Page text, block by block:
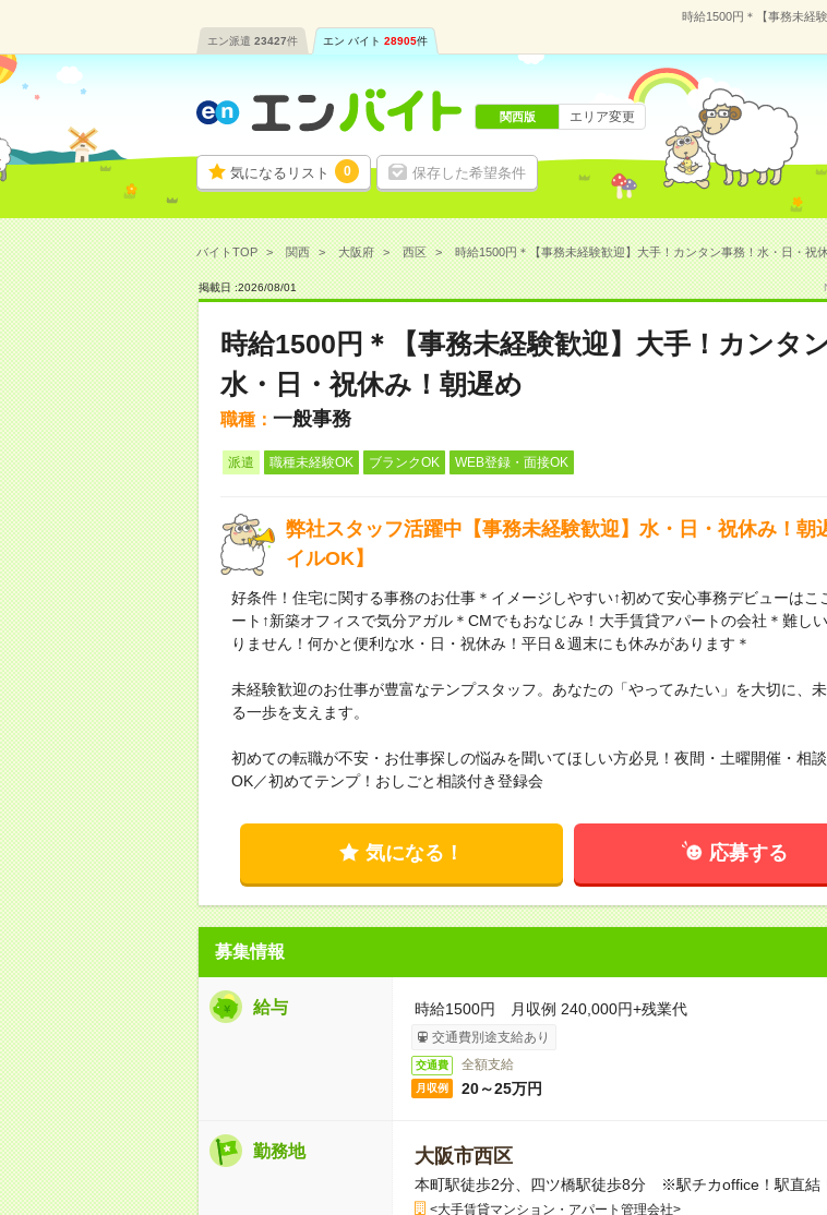
時給1500円＊【事務未経
エン派遣 23427件 エン バイト 28905件
気になるリスト 0 保存した希望条件
関西版 エリア変更
バイトTOP 関西 大阪府 西区 時給1500円＊【事務未経験歓迎】大手！カンタン事務！水・日・祝
掲載日 :2026/08/01
時給1500円＊【事務未経験歓迎】大手！カンタ
水・日・祝休み！朝遅め
職種： 一般事務
派遣 職種未経験OK ブランクOK WEB登録・面接OK
弊社スタッフ活躍中【事務未経験歓迎】水・日・祝休み！朝
イルOK】
好条件！住宅に関する事務のお仕事＊イメージしやすい↑初めて安心事務デビューはこ
ート↑新築オフィスで気分アガル＊CMでもおなじみ！大手賃貸アパートの会社＊難し
りません！何かと便利な水・日・祝休み！平日＆週末にも休みがあります＊
未経験歓迎のお仕事が豊富なテンプスタッフ。あなたの「やってみたい」を大切に、
る一歩を支えます。
初めての転職が不安・お仕事探しの悩みを聞いてほしい方必見！夜間・土曜開催・相
OK／初めてテンプ！おしごと相談付き登録会
気になる！ 応募する
募集情報
給与 時給1500円 月収例 240,000円+残業代
交通費別途支給あり
交通費 全額支給
月収例 20～25万円
勤務地 大阪市西区
本町駅徒歩2分、四ツ橋駅徒歩8分 ※駅チカoffice！駅直結
<大手賃貸マンション・アパート管理会社>